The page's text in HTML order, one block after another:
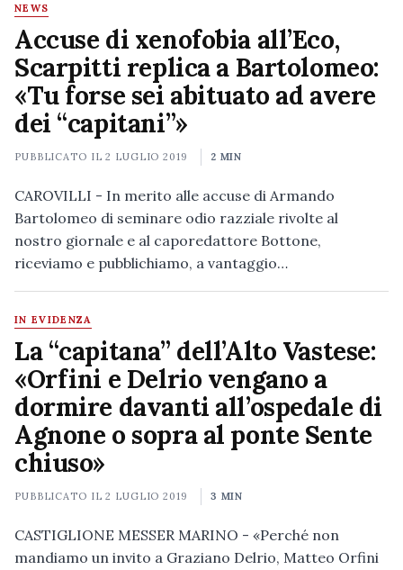
NEWS
Accuse di xenofobia all’Eco,
Scarpitti replica a Bartolomeo:
«Tu forse sei abituato ad avere
dei “capitani”»
PUBBLICATO IL2 LUGLIO 2019 2 MIN
CAROVILLI - In merito alle accuse di Armando
Bartolomeo di seminare odio razziale rivolte al
nostro giornale e al caporedattore Bottone,
riceviamo e pubblichiamo, a vantaggio…
IN EVIDENZA
La “capitana” dell’Alto Vastese:
«Orfini e Delrio vengano a
dormire davanti all’ospedale di
Agnone o sopra al ponte Sente
chiuso»
PUBBLICATO IL2 LUGLIO 2019 3 MIN
CASTIGLIONE MESSER MARINO - «Perché non
mandiamo un invito a Graziano Delrio, Matteo Orfini